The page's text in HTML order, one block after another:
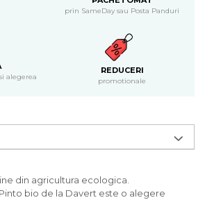
prin SameDay sau Posta Panduri
alegerea
REDUCERI
promotionale
din agricultura ecologica.
bio de la Davert este o alegere